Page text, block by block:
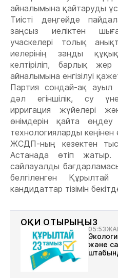
айналымына қайтаруды
Тиісті деңгейде
заңсыз иеліктен
учаскелері толық
иелерінің заңды
келтіріліп, барлық
айналымына енгізілуі
Партия сондай-ақ
дәл егіншілік, су
ирригация жүйелері
өнімдерін қайта
технологияларды кеңінен
ЖСДП-ның кезектен
Астанада өтіп жатыр.
сайлауалды
белгіленген
кандидаттар тізімін
ОҚИ ОТЫРЫҢЫЗ
05:53
және